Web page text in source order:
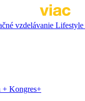
vzdelávanie Lifestyle
+ Kongres+